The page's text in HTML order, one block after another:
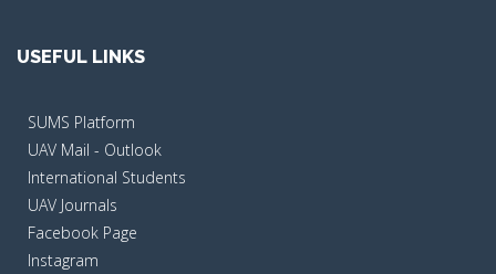
USEFUL LINKS
SUMS Platform
UAV Mail - Outlook
International Students
UAV Journals
Facebook Page
Instagram